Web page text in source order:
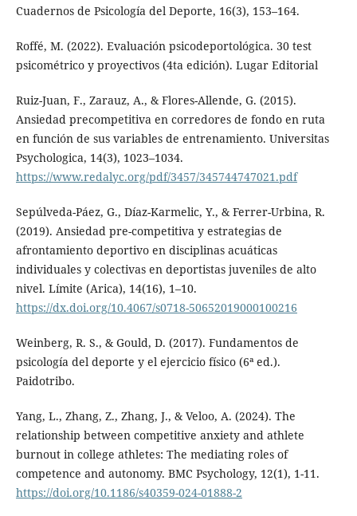
Cuadernos de Psicología del Deporte, 16(3), 153–164.
Roffé, M. (2022). Evaluación psicodeportológica. 30 test
psicométrico y proyectivos (4ta edición). Lugar Editorial
Ruiz-Juan, F., Zarauz, A., & Flores-Allende, G. (2015).
Ansiedad precompetitiva en corredores de fondo en ruta
en función de sus variables de entrenamiento. Universitas
Psychologica, 14(3), 1023–1034.
https://www.redalyc.org/pdf/3457/345744747021.pdf
Sepúlveda-Páez, G., Díaz-Karmelic, Y., & Ferrer-Urbina, R.
(2019). Ansiedad pre-competitiva y estrategias de
afrontamiento deportivo en disciplinas acuáticas
individuales y colectivas en deportistas juveniles de alto
nivel. Límite (Arica), 14(16), 1–10.
https://dx.doi.org/10.4067/s0718-50652019000100216
Weinberg, R. S., & Gould, D. (2017). Fundamentos de
psicología del deporte y el ejercicio físico (6ª ed.).
Paidotribo.
Yang, L., Zhang, Z., Zhang, J., & Veloo, A. (2024). The
relationship between competitive anxiety and athlete
burnout in college athletes: The mediating roles of
competence and autonomy. BMC Psychology, 12(1), 1-11.
https://doi.org/10.1186/s40359-024-01888-2